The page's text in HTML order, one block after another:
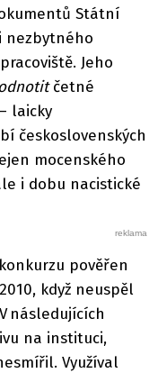
Státní
nezbytného
Jeho
četné
laicky
československých
mocenského
i dobu nacistické
pověřen
když neuspěl
následujících
na instituci,
Využíval